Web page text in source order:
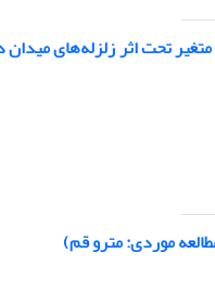
تحت اثر زلزله‌های
موردی: مترو قم)